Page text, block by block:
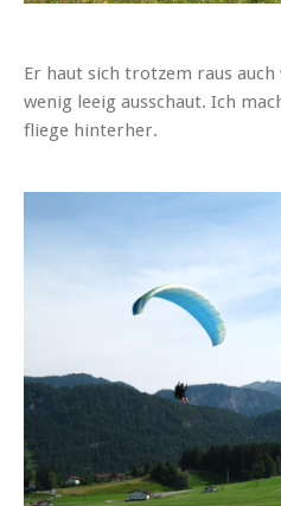
Er haut sich trotzem raus auch
wenig leeig ausschaut. Ich
fliege hinterher.